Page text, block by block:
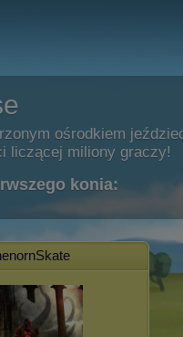
ośrodkiem
liczącej miliony graczy!
konia: